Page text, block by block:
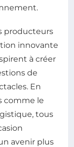
producteurs
innovante
à créer
de
En
comme le
tous
avenir plus